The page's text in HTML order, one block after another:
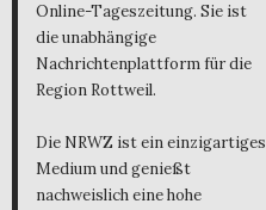
Online-Tageszeitung. Sie ist
die unabhängige
Nachrichtenplattform für die
Region Rottweil.
Die NRWZ ist ein einzigartiges
Medium und genießt
nachweislich eine hohe